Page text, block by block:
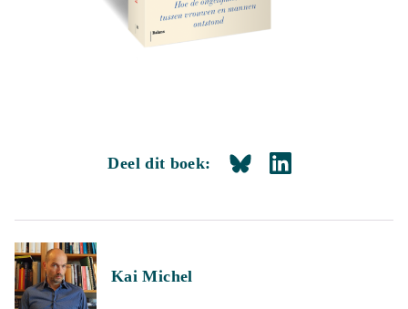
Deel dit boek:
Kai Michel